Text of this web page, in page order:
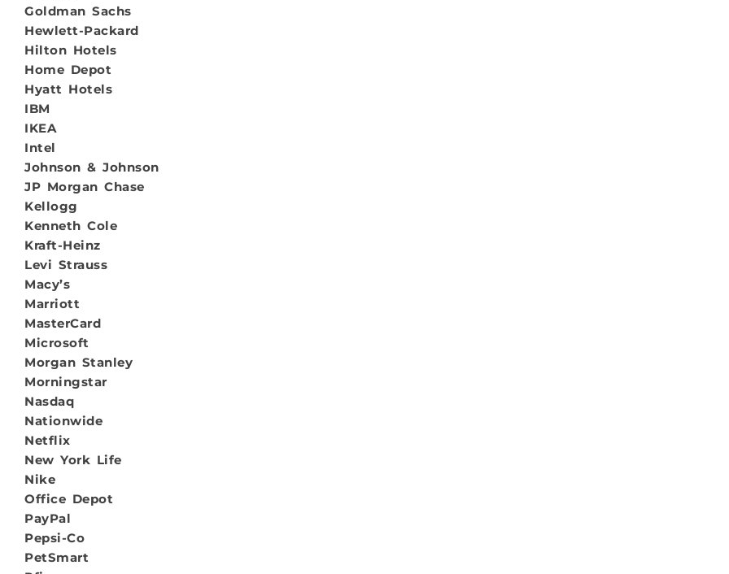
Goldman Sachs
Hewlett-Packard
Hilton Hotels
Home Depot
Hyatt Hotels
IBM
IKEA
Intel
Johnson & Johnson
JP Morgan Chase
Kellogg
Kenneth Cole
Kraft-Heinz
Levi Strauss
Macy’s
Marriott
MasterCard
Microsoft
Morgan Stanley
Morningstar
Nasdaq
Nationwide
Netflix
New York Life
Nike
Office Depot
PayPal
Pepsi-Co
PetSmart